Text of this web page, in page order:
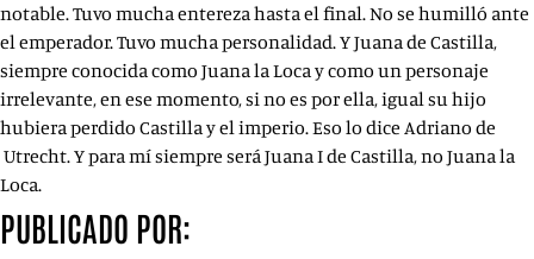
notable. Tuvo mucha entereza hasta el final. No se humilló ante
el emperador. Tuvo mucha personalidad. Y Juana de Castilla,
siempre conocida como Juana la Loca y como un personaje
irrelevante, en ese momento, si no es por ella, igual su hijo
hubiera perdido Castilla y el imperio. Eso lo dice Adriano de
Utrecht. Y para mí siempre será Juana I de Castilla, no Juana la
Loca.
PUBLICADO POR: